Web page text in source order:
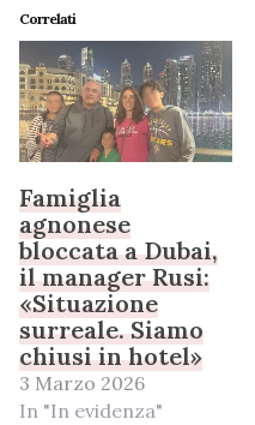
Correlati
Famiglia
agnonese
bloccata a Dubai,
il manager Rusi:
«Situazione
surreale. Siamo
chiusi in hotel»
3 Marzo 2026
In "In evidenza"